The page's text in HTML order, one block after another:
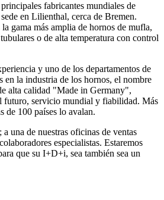
fabricantes mundiales de
en Lilienthal, cerca de Bremen.
gama más amplia de hornos de mufla,
o de alta temperatura con control
y uno de los departamentos de
en la industria de los hornos, el nombre
alta calidad "Made in Germany",
futuro, servicio mundial y fiabilidad. Más
de 100 países lo avalan.
una de nuestras oficinas de ventas
especialistas. Estaremos
que su I+D+i, sea también sea un